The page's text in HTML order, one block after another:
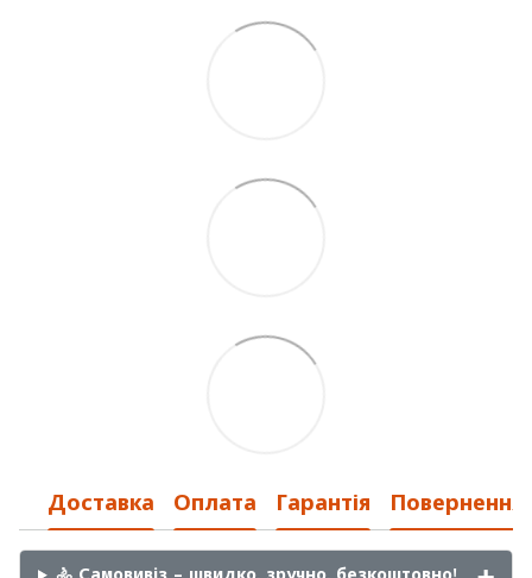
Доставка Оплата Гарантія Повернення